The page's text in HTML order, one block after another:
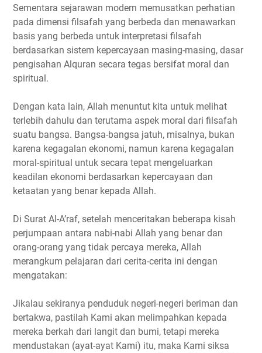
Sementara sejarawan modern memusatkan perhatian
pada dimensi filsafah yang berbeda dan menawarkan
basis yang berbeda untuk interpretasi filsafah
berdasarkan sistem kepercayaan masing-masing, dasar
pengisahan Alquran secara tegas bersifat moral dan
spiritual.
Dengan kata lain, Allah menuntut kita untuk melihat
terlebih dahulu dan terutama aspek moral dari filsafah
suatu bangsa. Bangsa-bangsa jatuh, misalnya, bukan
karena kegagalan ekonomi, namun karena kegagalan
moral-spiritual untuk secara tepat mengeluarkan
keadilan ekonomi berdasarkan kepercayaan dan
ketaatan yang benar kepada Allah.
Di Surat Al-A’raf, setelah menceritakan beberapa kisah
perjumpaan antara nabi-nabi Allah yang benar dan
orang-orang yang tidak percaya mereka, Allah
merangkum pelajaran dari cerita-cerita ini dengan
mengatakan:
Jikalau sekiranya penduduk negeri-negeri beriman dan
bertakwa, pastilah Kami akan melimpahkan kepada
mereka berkah dari langit dan bumi, tetapi mereka
mendustakan (ayat-ayat Kami) itu, maka Kami siksa